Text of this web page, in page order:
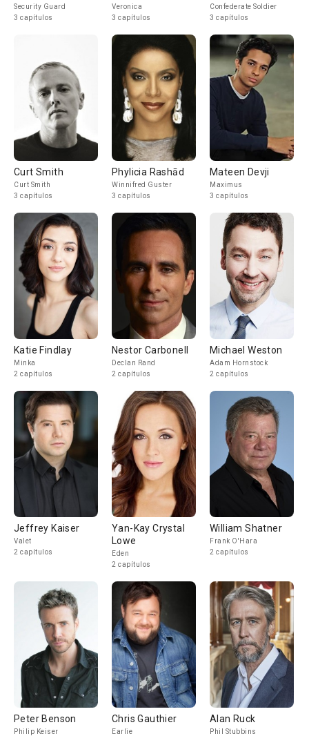
Security Guard
3 capítulos
Veronica
3 capítulos
Confederate Soldier
3 capítulos
Curt Smith
Curt Smith
3 capítulos
Phylicia Rashād
Winnifred Guster
3 capítulos
Mateen Devji
Maximus
3 capítulos
Katie Findlay
Minka
2 capítulos
Nestor Carbonell
Declan Rand
2 capítulos
Michael Weston
Adam Hornstock
2 capítulos
Jeffrey Kaiser
Valet
2 capítulos
Yan-Kay Crystal
Lowe
Eden
2 capítulos
William Shatner
Frank O'Hara
2 capítulos
Peter Benson
Philip Keiser
Chris Gauthier
Earlie
Alan Ruck
Phil Stubbins